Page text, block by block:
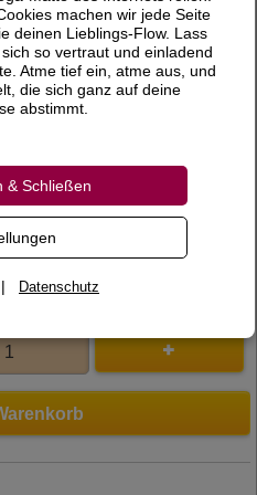
1,30 €
inkl. 19 % MwSt.
0 Bewertungen
Bewertung schreiben
170117
machen wir jede Seite
deinen Lieblings-Flow. Lass
so vertraut und einladend
Atme tief ein, atme aus, und
die sich ganz auf deine
abstimmt.
& Schließen
| Datenschutz